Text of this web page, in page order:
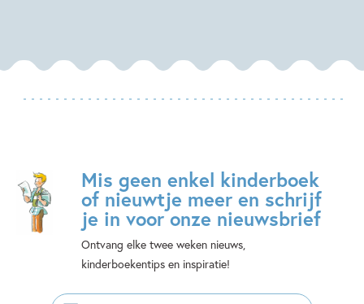
Mis geen enkel kinderboek
of nieuwtje meer en schrijf
je in voor onze nieuwsbrief
Ontvang elke twee weken nieuws,
kinderboekentips en inspiratie!
E-